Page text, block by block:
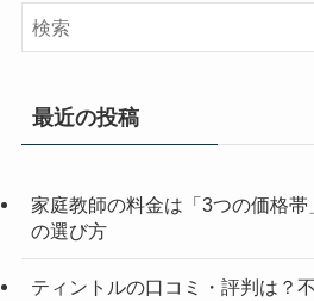
最近の投稿
家庭教師の料金は「3つの価格帯
の選び方
ティントルの口コミ・評判は？